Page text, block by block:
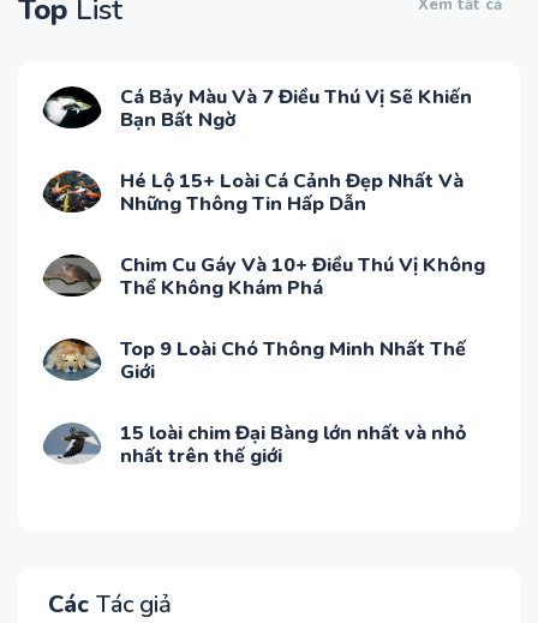
Top List Xem tất cả
Cá Bảy Màu Và 7 Điều Thú Vị Sẽ Khiến
Bạn Bất Ngờ
Hé Lộ 15+ Loài Cá Cảnh Đẹp Nhất Và
Những Thông Tin Hấp Dẫn
Chim Cu Gáy Và 10+ Điều Thú Vị Không
Thể Không Khám Phá
Top 9 Loài Chó Thông Minh Nhất Thế
Giới
15 loài chim Đại Bàng lớn nhất và nhỏ
nhất trên thế giới
Các Tác giả